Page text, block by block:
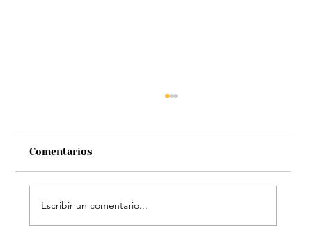
Comentarios
Escribir un comentario...